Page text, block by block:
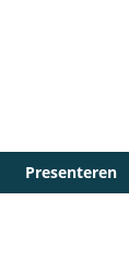
Presenteren